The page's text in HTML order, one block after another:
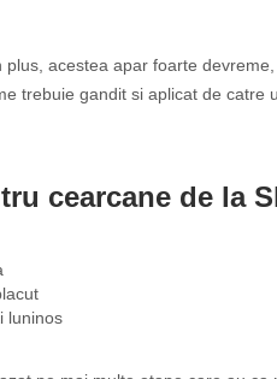
acestea apar foarte
trebuie gandit si aplicat de catre
cearcane de la
luninos